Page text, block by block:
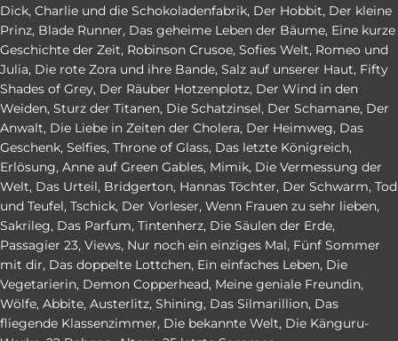
Dick, Charlie und die Schokoladenfabrik, Der Hobbit, Der kleine
Prinz, Blade Runner, Das geheime Leben der Bäume, Eine kurze
Geschichte der Zeit, Robinson Crusoe, Sofies Welt, Romeo und
Julia, Die rote Zora und ihre Bande, Salz auf unserer Haut, Fifty
Shades of Grey, Der Räuber Hotzenplotz, Der Wind in den
Weiden, Sturz der Titanen, Die Schatzinsel, Der Schamane, Der
Anwalt, Die Liebe in Zeiten der Cholera, Der Heimweg, Das
Geschenk, Selfies, Throne of Glass, Das letzte Königreich,
Erlösung, Anne auf Green Gables, Mimik, Die Vermessung der
Welt, Das Urteil, Bridgerton, Hannas Töchter, Der Schwarm, Tod
und Teufel, Tschick, Der Vorleser, Wenn Frauen zu sehr lieben,
Sakrileg, Das Parfum, Tintenherz, Die Säulen der Erde,
Passagier 23, Views, Nur noch ein einziges Mal, Fünf Sommer
mit dir, Das doppelte Lottchen, Ein einfaches Leben, Die
Vegetarierin, Demon Copperhead, Meine geniale Freundin,
Wölfe, Abbite, Austerlitz, Shining, Das Silmarillion, Das
fliegende Klassenzimmer, Die bekannte Welt, Die Känguru-